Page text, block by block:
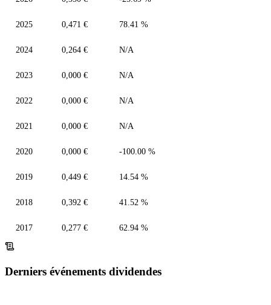
2025 0,471 € 78.41 %
2024 0,264 € N/A
2023 0,000 € N/A
2022 0,000 € N/A
2021 0,000 € N/A
2020 0,000 € -100.00 %
2019 0,449 € 14.54 %
2018 0,392 € 41.52 %
2017 0,277 € 62.94 %
Derniers événements dividendes